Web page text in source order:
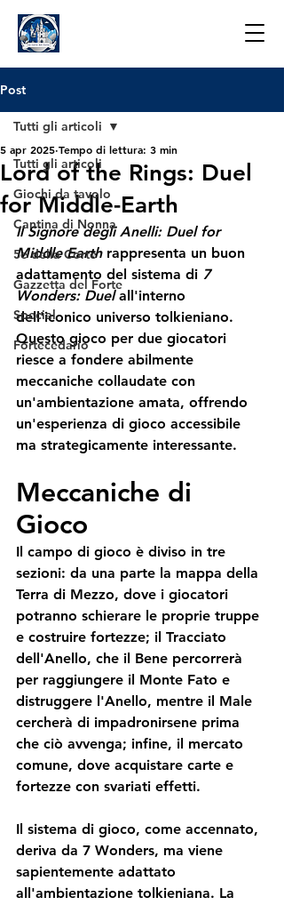
Post
Tutti gli articoli
Giochi da tavolo
Cantina di Nonna
5e della Corte
Gazzetta del Forte
Special
Fortecedario
Tutti gli articoli
Lord of the Rings: Duel
for Middle-Earth
5 apr 2025 Tempo di lettura: 3 min
Il Signore degli Anelli: Duel for
Middle Earth rappresenta un buon
adattamento del sistema di 7
Wonders: Duel all'interno
dell'iconico universo tolkieniano.
Questo gioco per due giocatori
riesce a fondere abilmente
meccaniche collaudate con
un'ambientazione amata, offrendo
un'esperienza di gioco accessibile
ma strategicamente interessante.
Meccaniche di
Gioco
Il campo di gioco è diviso in tre
sezioni: da una parte la mappa della
Terra di Mezzo, dove i giocatori
potranno schierare le proprie truppe
e costruire fortezze; il Tracciato
dell'Anello, che il Bene percorrerà
per raggiungere il Monte Fato e
distruggere l'Anello, mentre il Male
cercherà di impadronirsene prima
che ciò avvenga; infine, il mercato
comune, dove acquistare carte e
fortezze con svariati effetti.
Il sistema di gioco, come accennato,
deriva da 7 Wonders, ma viene
sapientemente adattato
all'ambientazione tolkieniana. La